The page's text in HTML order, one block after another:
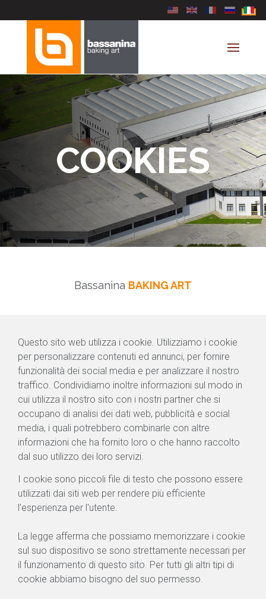
Seleziona la tua lingua
COOKIES
Bassanina BAKING ART
Questo sito web utilizza i cookie. Utilizziamo i cookie
per personalizzare contenuti ed annunci, per fornire
funzionalità dei social media e per analizzare il nostro
traffico. Condividiamo inoltre informazioni sul modo in
cui utilizza il nostro sito con i nostri partner che si
occupano di analisi dei dati web, pubblicità e social
media, i quali potrebbero combinarle con altre
informazioni che ha fornito loro o che hanno raccolto
dal suo utilizzo dei loro servizi.
I cookie sono piccoli file di testo che possono essere
utilizzati dai siti web per rendere più efficiente
l'esperienza per l'utente.
La legge afferma che possiamo memorizzare i cookie
sul suo dispositivo se sono strettamente necessari per
il funzionamento di questo sito. Per tutti gli altri tipi di
cookie abbiamo bisogno del suo permesso.